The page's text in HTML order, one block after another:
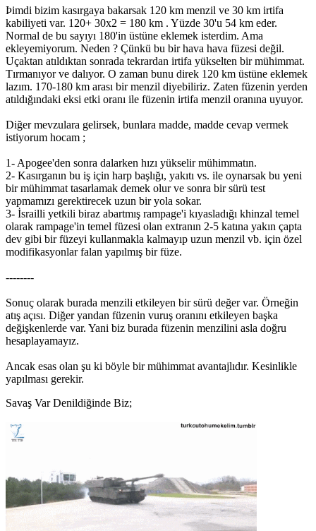
Þimdi bizim kasırgaya bakarsak 120 km menzil ve 30 km irtifa
kabiliyeti var. 120+ 30x2 = 180 km . Yüzde 30'u 54 km eder.
Normal de bu sayıyı 180'in üstüne eklemek isterdim. Ama
ekleyemiyorum. Neden ? Çünkü bu bir hava hava füzesi değil.
Uçaktan atıldıktan sonrada tekrardan irtifa yükselten bir mühimmat.
Tırmanıyor ve dalıyor. O zaman bunu direk 120 km üstüne eklemek
lazım. 170-180 km arası bir menzil diyebiliriz. Zaten füzenin yerden
atıldığındaki eksi etki oranı ile füzenin irtifa menzil oranına uyuyor.
Diğer mevzulara gelirsek, bunlara madde, madde cevap vermek
istiyorum hocam ;
1- Apogee'den sonra dalarken hızı yükselir mühimmatın.
2- Kasırganın bu iş için harp başlığı, yakıtı vs. ile oynarsak bu yeni
bir mühimmat tasarlamak demek olur ve sonra bir sürü test
yapmamızı gerektirecek uzun bir yola sokar.
3- İsrailli yetkili biraz abartmış rampage'i kıyasladığı khinzal temel
olarak rampage'in temel füzesi olan extranın 2-5 katına yakın çapta
dev gibi bir füzeyi kullanmakla kalmayıp uzun menzil vb. için özel
modifikasyonlar falan yapılmış bir füze.
--------
Sonuç olarak burada menzili etkileyen bir sürü değer var. Örneğin
atış açısı. Diğer yandan füzenin vuruş oranını etkileyen başka
değişkenlerde var. Yani biz burada füzenin menzilini asla doğru
hesaplayamayız.
Ancak esas olan şu ki böyle bir mühimmat avantajlıdır. Kesinlikle
yapılması gerekir.
Savaş Var Denildiğinde Biz;